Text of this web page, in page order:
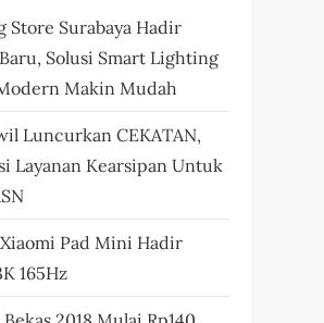
Store Surabaya Hadir
Solusi Smart Lighting
Makin Mudah
Luncurkan CEKATAN,
Layanan Kearsipan Untuk
Pad Mini Hadir
165Hz